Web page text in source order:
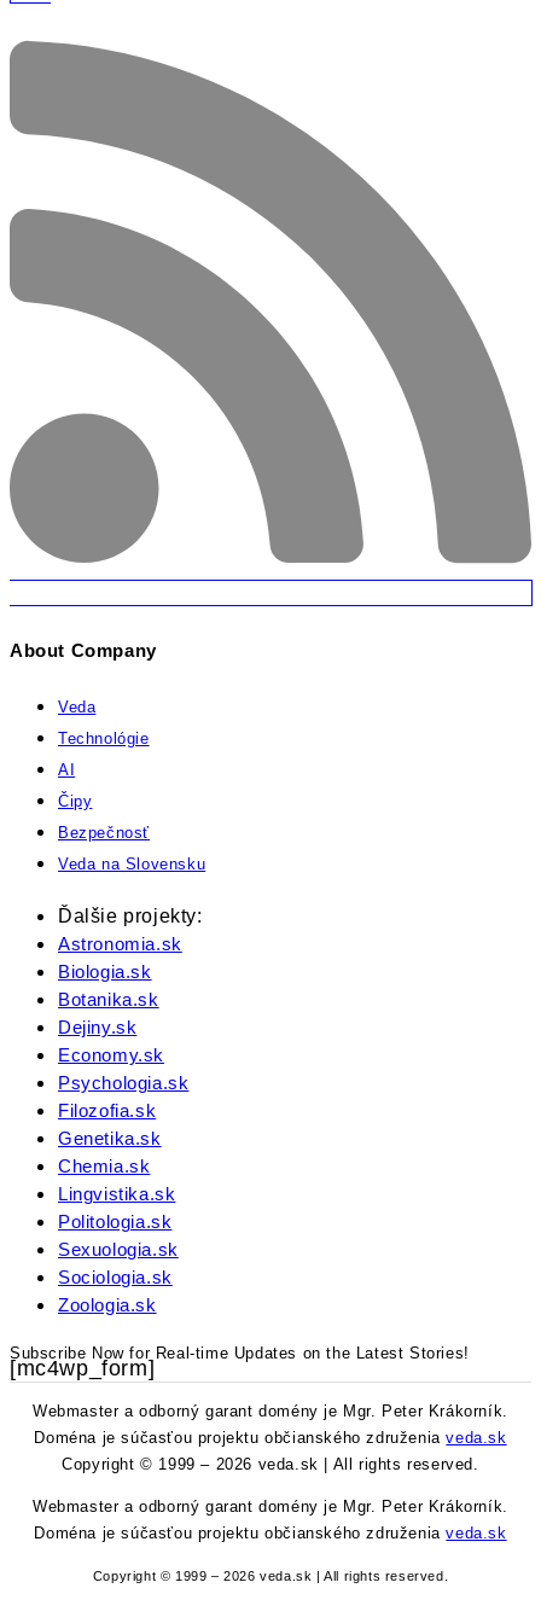
About Company
Veda
Technológie
AI
Čipy
Bezpečnosť
Veda na Slovensku
Ďalšie projekty:
Astronomia.sk
Biologia.sk
Botanika.sk
Dejiny.sk
Economy.sk
Psychologia.sk
Filozofia.sk
Genetika.sk
Chemia.sk
Lingvistika.sk
Politologia.sk
Sexuologia.sk
Sociologia.sk
Zoologia.sk
Subscribe Now for Real-time Updates on the Latest Stories!
[mc4wp_form]
Webmaster a odborný garant domény je Mgr. Peter Krákorník.
Doména je súčasťou projektu občianského združeniaveda.sk
Copyright © 1999 – 2026 veda.sk | All rights reserved.
Webmaster a odborný garant domény je Mgr. Peter Krákorník.
Doména je súčasťou projektu občianského združeniaveda.sk
Copyright © 1999 – 2026 veda.sk | All rights reserved.